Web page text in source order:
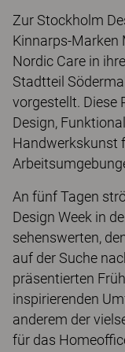
Zur Stockholm
Kinnarps-Marken
Nordic Care in
Stadtteil
vorgestellt. Diese
Design,
Handwerkskunst
An fünf Tagen
Design Week in
sehenswerten,
auf der Suche
präsentierten
inspirierenden
anderem der
für das